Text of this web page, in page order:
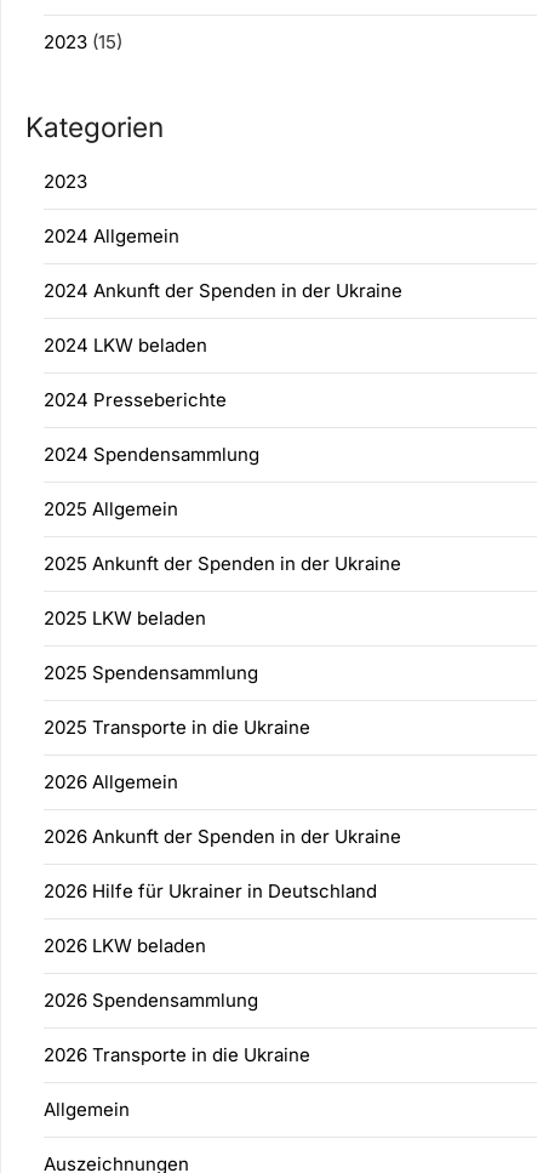
2023 (15)
Kategorien
2023
2024 Allgemein
2024 Ankunft der Spenden in der Ukraine
2024 LKW beladen
2024 Presseberichte
2024 Spendensammlung
2025 Allgemein
2025 Ankunft der Spenden in der Ukraine
2025 LKW beladen
2025 Spendensammlung
2025 Transporte in die Ukraine
2026 Allgemein
2026 Ankunft der Spenden in der Ukraine
2026 Hilfe für Ukrainer in Deutschland
2026 LKW beladen
2026 Spendensammlung
2026 Transporte in die Ukraine
Allgemein
Auszeichnungen